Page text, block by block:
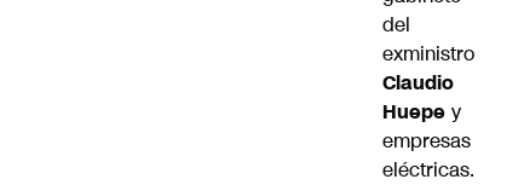
del
exministro
Claudio
Huepe y
empresas
eléctricas.